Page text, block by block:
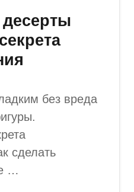
десерты
без вреда
сделать
…